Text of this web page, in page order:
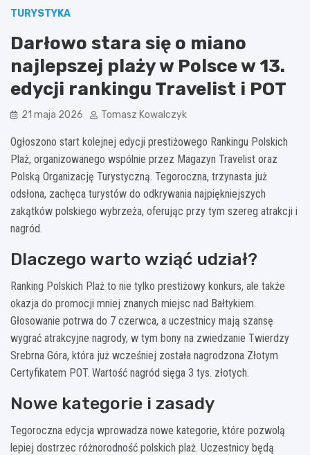
TURYSTYKA
Darłowo stara się o miano
najlepszej plaży w Polsce w 13.
edycji rankingu Travelist i POT
21 maja 2026 Tomasz Kowalczyk
Ogłoszono start kolejnej edycji prestiżowego Rankingu Polskich
Plaż, organizowanego wspólnie przez Magazyn Travelist oraz
Polską Organizację Turystyczną. Tegoroczna, trzynasta już
odsłona, zachęca turystów do odkrywania najpiękniejszych
zakątków polskiego wybrzeża, oferując przy tym szereg atrakcji i
nagród.
Dlaczego warto wziąć udział?
Ranking Polskich Plaż to nie tylko prestiżowy konkurs, ale także
okazja do promocji mniej znanych miejsc nad Bałtykiem.
Głosowanie potrwa do 7 czerwca, a uczestnicy mają szansę
wygrać atrakcyjne nagrody, w tym bony na zwiedzanie Twierdzy
Srebrna Góra, która już wcześniej została nagrodzona Złotym
Certyfikatem POT. Wartość nagród sięga 3 tys. złotych.
Nowe kategorie i zasady
Tegoroczna edycja wprowadza nowe kategorie, które pozwolą
lepiej dostrzec różnorodność polskich plaż. Uczestnicy będą